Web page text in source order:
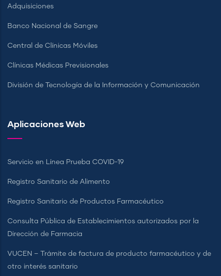
Adquisiciones
Banco Nacional de Sangre
Central de Clínicas Móviles
Clínicas Médicas Previsionales
División de Tecnología de la Información y Comunicación
Aplicaciones Web
Servicio en Línea Prueba COVID-19
Registro Sanitario de Alimento
Registro Sanitario de Productos Farmacéutico
Consulta Pública de Establecimientos autorizados por la
Dirección de Farmacia
VUCEN – Trámite de factura de producto farmacéutico y de
otro interés sanitario